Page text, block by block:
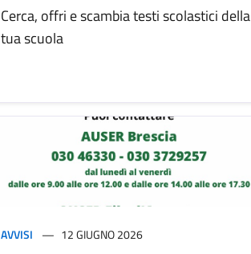
Cerca, offri e scambia testi scolastici della
tua scuola
AVVISI 12 GIUGNO 2026